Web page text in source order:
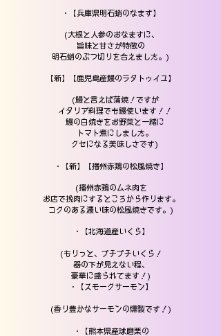
・【兵庫県明石蛸のなます】
(大根と人参のおなますに、
旨味と甘さが特徴の
明石蛸のぶつ切りを合えました。)
【新】【鹿児島産鰻のラタトゥイユ】
(鰻と言えば蒲焼！ですが
イタリア料理でも鰻使います！！
鰻の白焼きをお野菜と一緒に
トマト煮にしました。
クセになる美味しさです)
・【新】【播州赤鶏の松風焼き】
(播州赤鶏のムネ肉を
お店で挽肉にするところから作ります。
コクのある濃い味の松風焼きです。)
・【北海道産いくら】
(もりっと、プチプチいくら！
器の下が見えない程、
豪華に盛られてます！)
・【スモークサーモン】
(香り豊かなサーモンの燻製です！)
・【熊本県産球磨栗の